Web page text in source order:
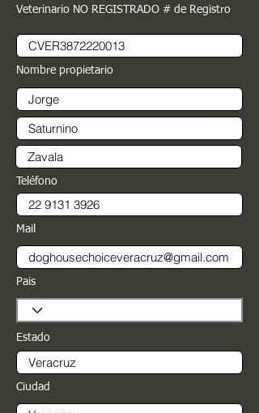
Veterinario NO REGISTRADO # de Registro
Nombre propietario
Teléfono
Mail
Pais
Estado
Ciudad